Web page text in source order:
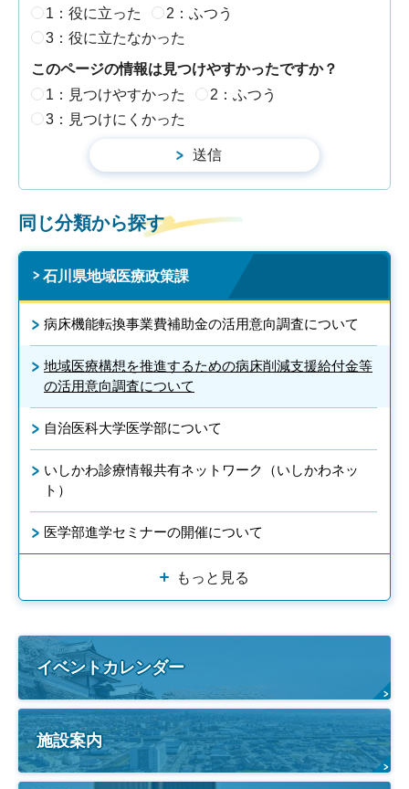
1：役に立った
2：ふつう
3：役に立たなかった
このページの情報は見つけやすかったですか？
1：見つけやすかった
2：ふつう
3：見つけにくかった
同じ分類から探す
石川県地域医療政策課
病床機能転換事業費補助金の活用意向調査について
地域医療構想を推進するための病床削減支援給付金等
の活用意向調査について
自治医科大学医学部について
いしかわ診療情報共有ネットワーク（いしかわネッ
ト）
医学部進学セミナーの開催について
もっと見る
イベントカレンダー
施設案内